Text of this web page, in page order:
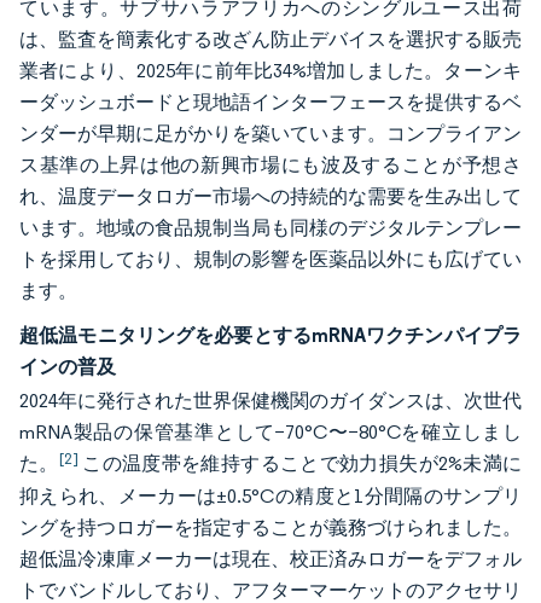
ています。サブサハラアフリカへのシングルユース出荷
は、監査を簡素化する改ざん防止デバイスを選択する販売
業者により、2025年に前年比34%増加しました。ターンキ
ーダッシュボードと現地語インターフェースを提供するベ
ンダーが早期に足がかりを築いています。コンプライアン
ス基準の上昇は他の新興市場にも波及することが予想さ
れ、温度データロガー市場への持続的な需要を生み出して
います。地域の食品規制当局も同様のデジタルテンプレー
トを採用しており、規制の影響を医薬品以外にも広げてい
ます。
超低温モニタリングを必要とするmRNAワクチンパイプラ
インの普及
2024年に発行された世界保健機関のガイダンスは、次世代
mRNA製品の保管基準として−70°C〜−80°Cを確立しまし
た。 [2] この温度帯を維持することで効力損失が2%未満に
抑えられ、メーカーは±0.5°Cの精度と1分間隔のサンプリ
ングを持つロガーを指定することが義務づけられました。
超低温冷凍庫メーカーは現在、校正済みロガーをデフォル
トでバンドルしており、アフターマーケットのアクセサリ